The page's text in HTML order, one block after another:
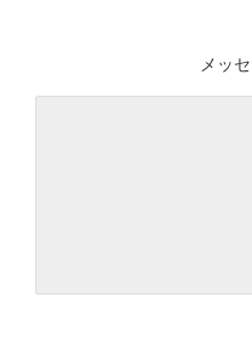
メッ